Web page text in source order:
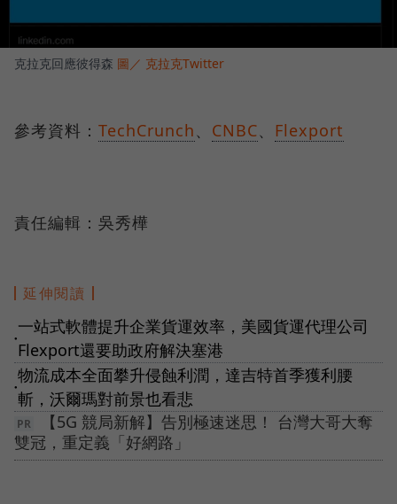
克拉克回應彼得森 圖／ 克拉克Twitter
參考資料： TechCrunch CNBC Flexport
責任編輯：吳秀樺
延伸閱讀
●
一站式軟體提升企業貨運效率，美國貨運代理公司
Flexport還要助政府解決塞港
●
物流成本全面攀升侵蝕利潤，達吉特首季獲利腰
斬，沃爾瑪對前景也看悲
【5G 競局新解】告別極速迷思！ 台灣大哥大奪
雙冠，重定義「好網路」